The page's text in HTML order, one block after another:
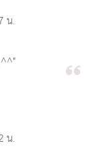
น.
^^"
น.